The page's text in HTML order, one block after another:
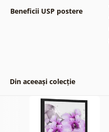
Beneficii USP postere
Din aceeași colecție